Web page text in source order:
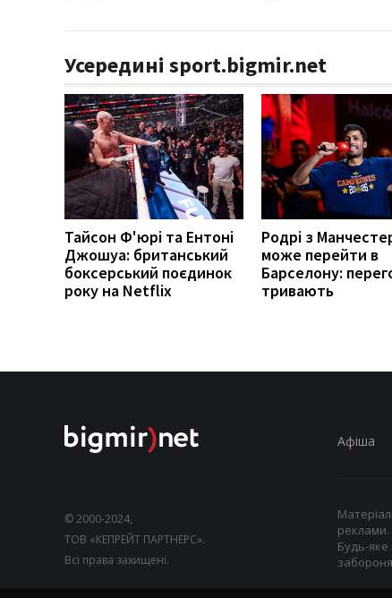
Усередині sport.bigmir.net
Тайсон Ф'юрі та Ентоні
Джошуа: британський
боксерський поєдинок
року на Netflix
Родрі з
може перейти в
Барселону:
тривають
© 2000-2024,
ТОВ «КЕПРЕЙТ ПАРТНЕРС».
Всі права захищені.
Афіша
реклами.
Будь-яке